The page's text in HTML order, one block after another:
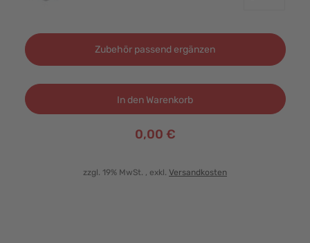
Zubehör passend ergänzen
In den Warenkorb
0,00 €
zzgl. 19% MwSt. , exkl. Versandkosten